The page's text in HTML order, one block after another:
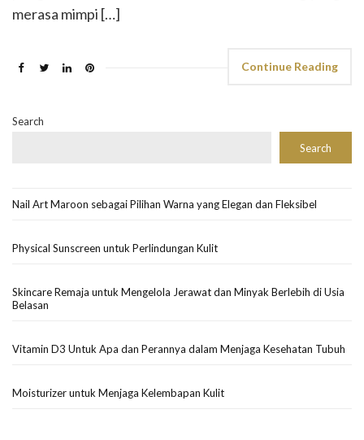
merasa mimpi […]
Continue Reading
Search
Search
Nail Art Maroon sebagai Pilihan Warna yang Elegan dan Fleksibel
Physical Sunscreen untuk Perlindungan Kulit
Skincare Remaja untuk Mengelola Jerawat dan Minyak Berlebih di Usia
Belasan
Vitamin D3 Untuk Apa dan Perannya dalam Menjaga Kesehatan Tubuh
Moisturizer untuk Menjaga Kelembapan Kulit